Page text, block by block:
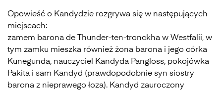
Opowieść o Kandydzie rozgrywa się w następujących
miejscach:
zamem barona de Thunder-ten-tronckha w Westfalii, w
tym zamku mieszka również żona barona i jego córka
Kunegunda, nauczyciel Kandyda Pangloss, pokojówka
Pakita i sam Kandyd (prawdopodobnie syn siostry
barona z nieprawego łoza). Kandyd zauroczony